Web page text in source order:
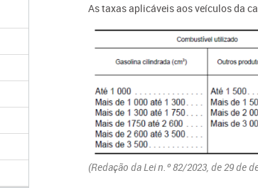
As taxas aplicáveis aos veículos da
(Redação da Lei n.º 82/2023, de 29 de